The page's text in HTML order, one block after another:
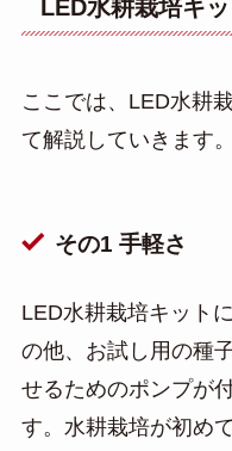
LED水耕栽培キ
ここでは、LED水耕
て解説していきます。
その1 手軽さ
LED水耕栽培キット
の他、お試し用の種
せるためのポンプが
す。水耕栽培が初め